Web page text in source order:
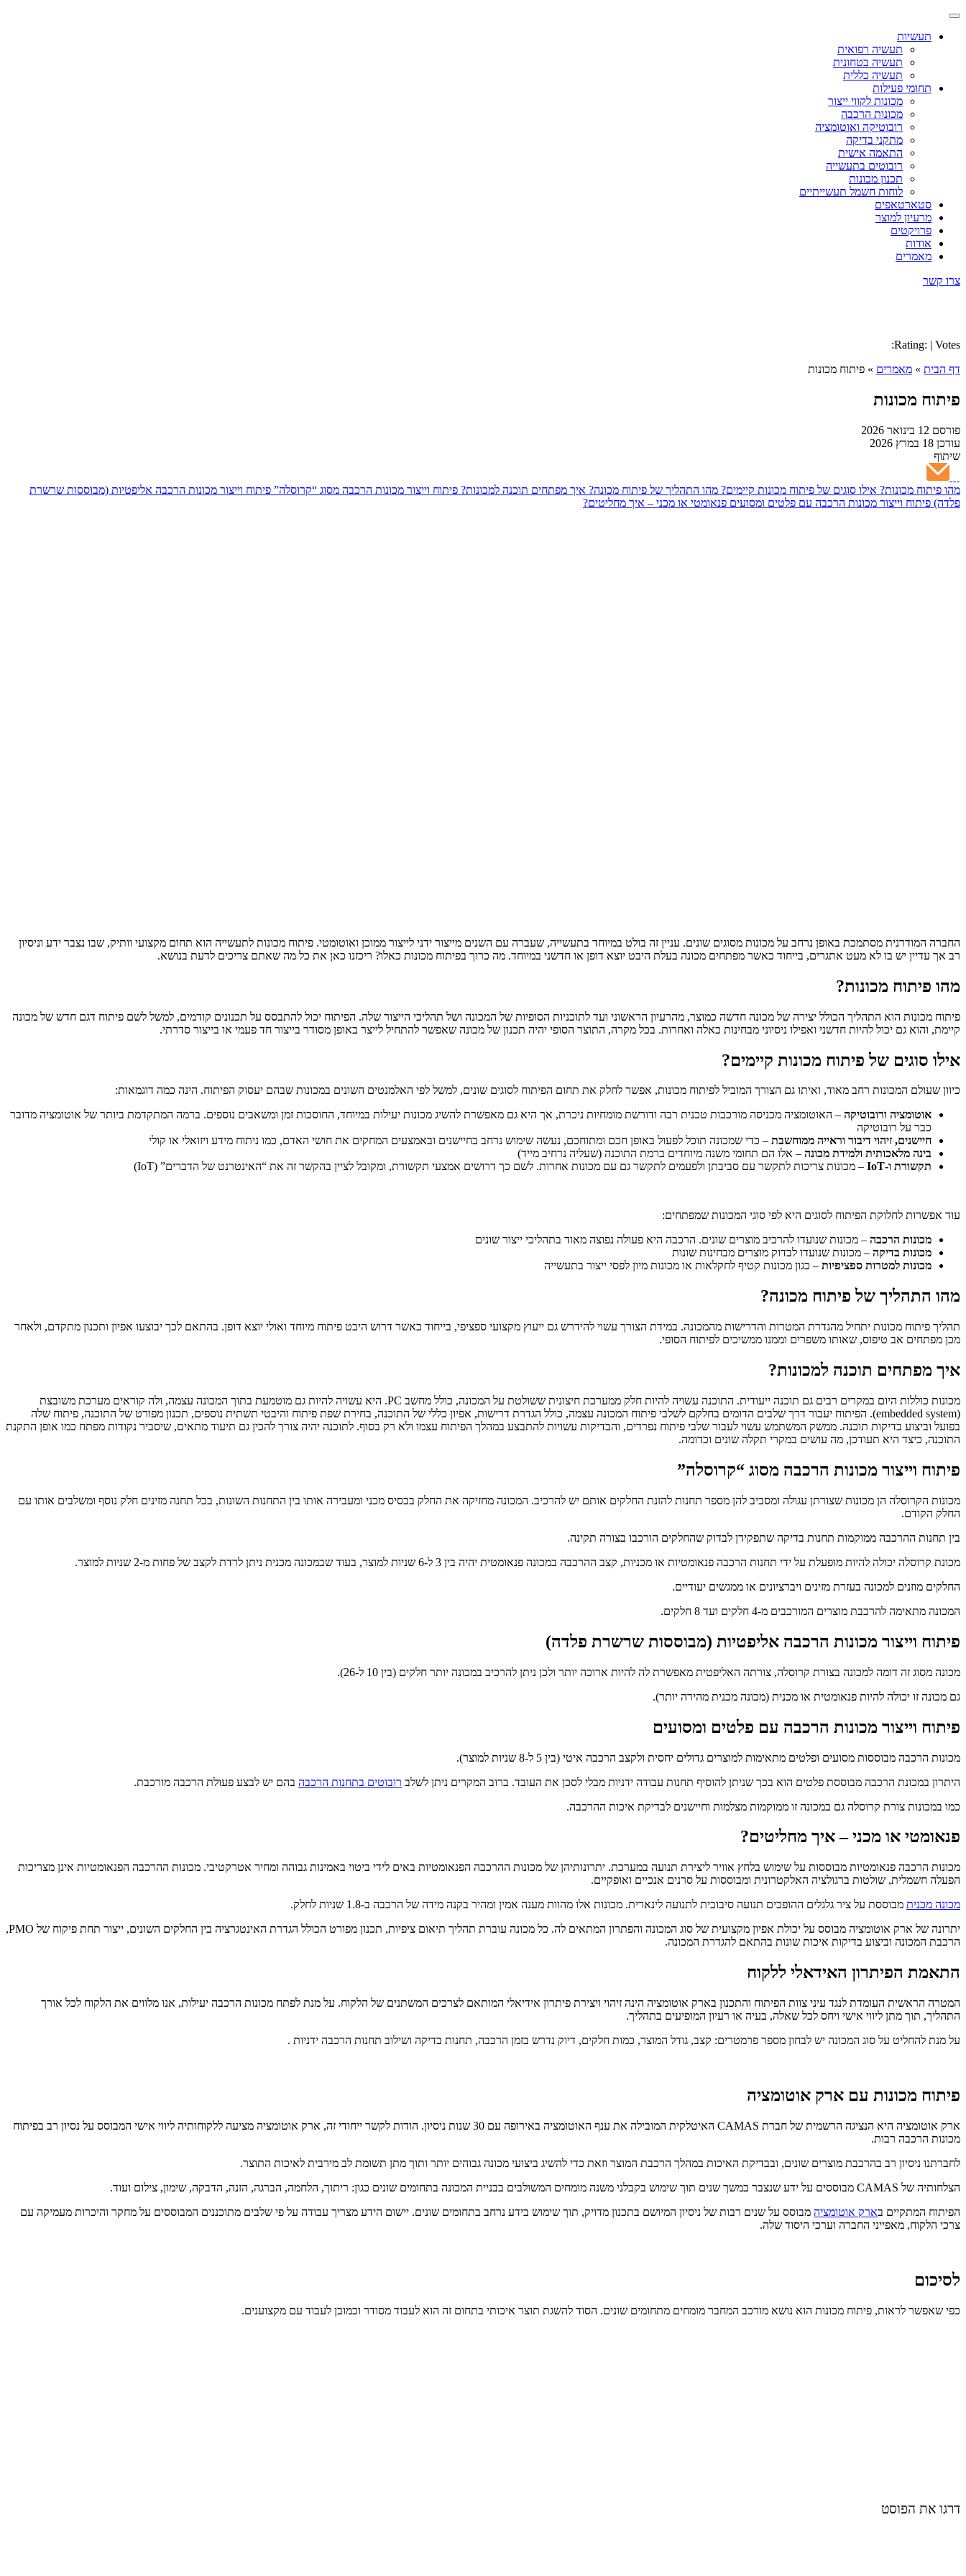
תעשיות
תעשיה רפואית
תעשיה בטחונית
תעשיה כללית
תחומי פעילות
מכונות לקווי ייצור
מכונות הרכבה
רובוטיקה ואוטומציה
מתקני בדיקה
התאמה אישית
רובוטים בתעשייה
תכנון מכונות
לוחות חשמל תעשייתיים
סטארטאפים
מרעיון למוצר
פרויקטים
אודות
מאמרים
צרו קשר
Rating: | Votes:
דף הבית » מאמרים » פיתוח מכונות
פיתוח מכונות
פורסם
עודכן
שיתוף
מהו פיתוח מכונות? אילו סוגים של פיתוח מכונות קיימים? מהו התהליך של פיתוח מכונה? איך מפתחים תוכנה למכונות? פיתוח וייצור מכונות הרכבה מסוג “קרוסלה” פיתוח וייצור מכונות הרכבה אליפטיות (מבוססות שרשרת
פלדה) פיתוח וייצור מכונות הרכבה עם פלטים ומסועים פנאומטי או מכני – איך מחליטים?
החברה המודרנית מסתמכת באופן נרחב על מכונות מסוגים שונים. עניין זה בולט במיוחד בתעשייה, שעברה עם השנים מייצור ידני לייצור ממוכן ואוטומטי. פיתוח מכונות לתעשייה הוא תחום מקצועי וותיק, שבו נצבר ידע וניסיון
רב אך עדיין יש בו לא מעט אתגרים, בייחוד כאשר מפתחים מכונה בעלת היבט יוצא דופן או חדשני במיוחד. מה כרוך בפיתוח מכונות כאלו? ריכזנו כאן את כל מה שאתם צריכים לדעת בנושא.
מהו פיתוח מכונות?
פיתוח מכונות הוא התהליך הכולל יצירה של מכונה חדשה כמוצר, מהרעיון הראשוני ועד לתוכניות הסופיות של המכונה ושל תהליכי הייצור שלה. הפיתוח יכול להתבסס על תכנונים קודמים, למשל לשם פיתוח דגם חדש של מכונה
קיימת, והוא גם יכול להיות חדשני ואפילו ניסיוני מבחינות כאלה ואחרות. בכל מקרה, התוצר הסופי יהיה תכנון של מכונה שאפשר להתחיל לייצר באופן מסודר בייצור חד פעמי או בייצור סדרתי.
אילו סוגים של פיתוח מכונות קיימים?
כיוון שעולם המכונות רחב מאוד, ואיתו גם הצורך המוביל לפיתוח מכונות, אפשר לחלק את תחום הפיתוח לסוגים שונים, למשל לפי האלמנטים השונים במכונות שבהם יעסוק הפיתוח. הינה כמה דוגמאות:
אוטומציה ורובוטיקה – האוטומציה מכניסה מורכבות טכנית רבה ודורשת מומחיות ניכרת, אך היא גם מאפשרת להשיג מכונות יעילות במיוחד, החוסכות זמן ומשאבים נוספים. ברמה המתקדמת ביותר של אוטומציה מדובר
כבר על רובוטיקה
חיישנים, זיהוי דיבור וראייה ממוחשבת – כדי שמכונה תוכל לפעול באופן חכם ומתוחכם, נעשה שימוש נרחב בחיישנים ובאמצעים המחקים את חושי האדם, כמו ניתוח מידע ויזואלי או קולי
בינה מלאכותית ולמידת מכונה – אלו הם תחומי משנה מיוחדים ברמת התוכנה (שעליה נרחיב מייד)
תקשורת ו-IoT – מכונות צריכות לתקשר עם סביבתן ולפעמים לתקשר גם עם מכונות אחרות. לשם כך דרושים אמצעי תקשורת, ומקובל לציין בהקשר זה את “האינטרנט של הדברים” (IoT)
עוד אפשרות לחלוקת הפיתוח לסוגים היא לפי סוגי המכונות שמפתחים:
מכונות הרכבה – מכונות שנועדו להרכיב מוצרים שונים. הרכבה היא פעולה נפוצה מאוד בתהליכי ייצור שונים
מכונות בדיקה – מכונות שנועדו לבדוק מוצרים מבחינות שונות
מכונות למטרות ספציפיות – כגון מכונות קטיף לחקלאות או מכונות מיון לפסי ייצור בתעשייה
מהו התהליך של פיתוח מכונה?
תהליך פיתוח מכונות יתחיל מהגדרת המטרות והדרישות מהמכונה. במידת הצורך עשוי להידרש גם ייעוץ מקצועי ספציפי, בייחוד כאשר דרוש היבט פיתוח מיוחד ואולי יוצא דופן. בהתאם לכך יבוצעו אפיון ותכנון מתקדם, ולאחר
מכן מפתחים אב טיפוס, שאותו משפרים וממנו ממשיכים לפיתוח הסופי.
איך מפתחים תוכנה למכונות?
מכונות כוללות היום במקרים רבים גם תוכנה ייעודית. התוכנה עשויה להיות חלק ממערכת חיצונית ששולטת על המכונה, כולל מחשב PC. היא עשויה להיות גם מוטמעת בתוך המכונה עצמה, ולה קוראים מערכת משובצת
(embedded system). הפיתוח יעבור דרך שלבים הדומים בחלקם לשלבי פיתוח המכונה עצמה, כולל הגדרת דרישות, אפיון כללי של התוכנה, בחירת שפת פיתוח והיבטי תשתית נוספים, תכנון מפורט של התוכנה, פיתוח שלה
בפועל וביצוע בדיקות תוכנה. ממשק המשתמש עשוי לעבור שלבי פיתוח נפרדים, והבדיקות עשויות להתבצע במהלך הפיתוח עצמו ולא רק בסוף. לתוכנה יהיה צורך להכין גם תיעוד מתאים, שיסביר נקודות מפתח כמו אופן התקנת
התוכנה, כיצד היא תעודכן, מה עושים במקרי תקלה שונים וכדומה.
פיתוח וייצור מכונות הרכבה מסוג “קרוסלה”
מכונות הקרוסלה הן מכונות שצורתן עגולה ומסביב להן מספר תחנות להזנת החלקים אותם יש להרכיב. המכונה מחזיקה את החלק בבסיס מכני ומעבירה אותו בין התחנות השונות, בכל תחנה מזינים חלק נוסף ומשלבים אותו עם
החלק הקודם.
בין תחנות ההרכבה ממוקמות תחנות בדיקה שתפקידן לבדוק שהחלקים הורכבו בצורה תקינה.
מכונת קרוסלה יכולה להיות מופעלת על ידי תחנות הרכבה פנאומטיות או מכניות, קצב ההרכבה במכונה פנאומטית יהיה בין 3 ל-6 שניות למוצר, בעוד שבמכונה מכנית ניתן לרדת לקצב של פחות מ-2 שניות למוצר.
החלקים מוזנים למכונה בעזרת מזינים ויברציונים או ממגשים יעודיים.
המכונה מתאימה להרכבת מוצרים המורכבים מ-4 חלקים ועד 8 חלקים.
פיתוח וייצור מכונות הרכבה אליפטיות (מבוססות שרשרת פלדה)
מכונה מסוג זה דומה למכונה בצורת קרוסלה, צורתה האליפטית מאפשרת לה להיות ארוכה יותר ולכן ניתן להרכיב במכונה יותר חלקים (בין 10 ל-26).
גם מכונה זו יכולה להיות פנאומטית או מכנית (מכונה מכנית מהירה יותר).
פיתוח וייצור מכונות הרכבה עם פלטים ומסועים
מכונות הרכבה מבוססות מסועים ופלטים מתאימות למוצרים גדולים יחסית ולקצב הרכבה איטי (בין 5 ל-8 שניות למוצר).
היתרון במכונת הרכבה מבוססת פלטים הוא בכך שניתן להוסיף תחנות עבודה ידניות מבלי לסכן את העובד. ברוב המקרים ניתן לשלב רובוטים בתחנות הרכבה בהם יש לבצע פעולת הרכבה מורכבת.
כמו במכונות צורת קרוסלה גם במכונה זו ממוקמות מצלמות וחיישנים לבדיקת איכות ההרכבה.
פנאומטי או מכני – איך מחליטים?
מכונות הרכבה פנאומטיות מבוססות על שימוש בלחץ אוויר ליצירת תנועה במערכת. יתרונותיהן של מכונות ההרכבה הפנאומטיות באים לידי ביטוי באמינות גבוהה ומחיר אטרקטיבי. מכונות ההרכבה הפנאומטיות אינן מצריכות
הפעלה חשמלית, שולטות ברגולציה האלקטרונית ומבוססות על סרנים אנכיים ואופקיים.
מכונה מכנית מבוססת על ציר גלגלים ההופכים תנועה סיבובית לתנועה לינארית. מכונות אלו מהוות מענה אמין ומהיר בקנה מידה של הרכבה ב-1.8 שניות לחלק.
יתרונה של ארק אוטומציה מבוסס על יכולת אפיון מקצועית של סוג המכונה והפתרון המתאים לה. כל מכונה עוברת תהליך תיאום ציפיות, תכנון מפורט הכולל הגדרת האינטגרציה בין החלקים השונים, ייצור תחת פיקוח של PMO,
הרכבת המכונה וביצוע בדיקות איכות שונות בהתאם להגדרת המכונה.
התאמת הפיתרון האידאלי ללקוח
המטרה הראשית העומדת לנגד עיני צוות הפיתוח והתכנון בארק אוטומציה הינה זיהוי ויצירת פיתרון אידיאלי המותאם לצרכים המשתנים של הלקוח. על מנת לפתח מכונות הרכבה יעילות, אנו מלווים את הלקוח לכל אורך
התהליך, תוך מתן ליווי אישי ויחס לכל שאלה, בעיה או רעיון המופיעים בתהליך.
על מנת להחליט על סוג המכונה יש לבחון מספר פרמטרים: קצב, גודל המוצר, כמות חלקים, דיוק נדרש בזמן הרכבה, תחנות בדיקה ושילוב תחנות הרכבה ידניות .
פיתוח מכונות עם ארק אוטומציה
ארק אוטומציה היא הנציגה הרשמית של חברת CAMAS האיטלקית המובילה את ענף האוטומציה באירופה עם 30 שנות ניסיון. הודות לקשר ייחודי זה, ארק אוטומציה מציעה ללקוחותיה ליווי אישי המבוסס על נסיון רב בפיתוח
מכונות הרכבה רבות.
לחברתנו ניסיון רב בהרכבת מוצרים שונים, ובבדיקת האיכות במהלך הרכבת המוצר וזאת כדי להשיג ביצועי מכונה גבוהים יותר ותוך מתן תשומת לב מירבית לאיכות התוצר.
הצלחותיה של CAMAS מבוססים על ידע שנצבר במשך שנים תוך שימוש בקבלני משנה מומחים המשולבים בבניית המכונה בתחומים שונים כגון: ריתוך, הלחמה, הברגה, הזנה, הדבקה, שימון, צילום ועוד.
הפיתוח המתקיים בארק אוטומציה מבוסס על שנים רבות של ניסיון המיושם בתכנון מדויק, תוך שימוש בידע נרחב בתחומים שונים. יישום הידע מצריך עבודה על פי שלבים מתוכננים המבוססים על מחקר והיכרות מעמיקה עם
צרכי הלקוח, מאפייני החברה וערכי היסוד שלה.
לסיכום
כפי שאפשר לראות, פיתוח מכונות הוא נושא מורכב המחבר מומחים מתחומים שונים. הסוד להשגת תוצר איכותי בתחום זה הוא לעבוד מסודר וכמובן לעבוד עם מקצוענים.
דרגו את הפוסט